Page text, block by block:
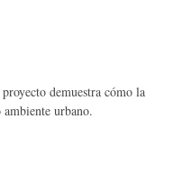
demuestra cómo la
urbano.